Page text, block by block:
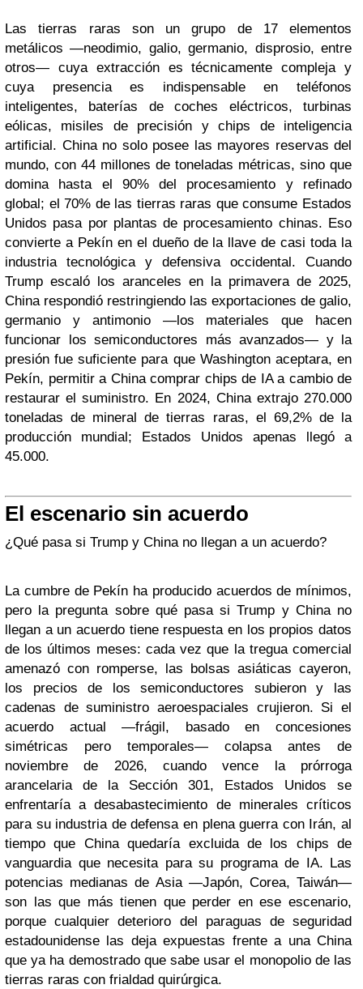
Las tierras raras son un grupo de 17 elementos
metálicos —neodimio, galio, germanio, disprosio, entre
otros— cuya extracción es técnicamente compleja y
cuya presencia es indispensable en teléfonos
inteligentes, baterías de coches eléctricos, turbinas
eólicas, misiles de precisión y chips de inteligencia
artificial. China no solo posee las mayores reservas del
mundo, con 44 millones de toneladas métricas, sino que
domina hasta el 90% del procesamiento y refinado
global; el 70% de las tierras raras que consume Estados
Unidos pasa por plantas de procesamiento chinas. Eso
convierte a Pekín en el dueño de la llave de casi toda la
industria tecnológica y defensiva occidental. Cuando
Trump escaló los aranceles en la primavera de 2025,
China respondió restringiendo las exportaciones de galio,
germanio y antimonio —los materiales que hacen
funcionar los semiconductores más avanzados— y la
presión fue suficiente para que Washington aceptara, en
Pekín, permitir a China comprar chips de IA a cambio de
restaurar el suministro. En 2024, China extrajo 270.000
toneladas de mineral de tierras raras, el 69,2% de la
producción mundial; Estados Unidos apenas llegó a
45.000.
El escenario sin acuerdo
¿Qué pasa si Trump y China no llegan a un acuerdo?
La cumbre de Pekín ha producido acuerdos de mínimos,
pero la pregunta sobre qué pasa si Trump y China no
llegan a un acuerdo tiene respuesta en los propios datos
de los últimos meses: cada vez que la tregua comercial
amenazó con romperse, las bolsas asiáticas cayeron,
los precios de los semiconductores subieron y las
cadenas de suministro aeroespaciales crujieron. Si el
acuerdo actual —frágil, basado en concesiones
simétricas pero temporales— colapsa antes de
noviembre de 2026, cuando vence la prórroga
arancelaria de la Sección 301, Estados Unidos se
enfrentaría a desabastecimiento de minerales críticos
para su industria de defensa en plena guerra con Irán, al
tiempo que China quedaría excluida de los chips de
vanguardia que necesita para su programa de IA. Las
potencias medianas de Asia —Japón, Corea, Taiwán—
son las que más tienen que perder en ese escenario,
porque cualquier deterioro del paraguas de seguridad
estadounidense las deja expuestas frente a una China
que ya ha demostrado que sabe usar el monopolio de las
tierras raras con frialdad quirúrgica.